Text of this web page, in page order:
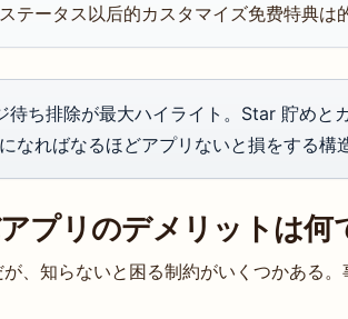
テータス以后的カスタマイズ免费特典は
待ち排除が最大ハイライト。Star 貯めと
なればなるほどアプリないと損をする構
プリのデメリットは何
、知らないと困る制約がいくつかある